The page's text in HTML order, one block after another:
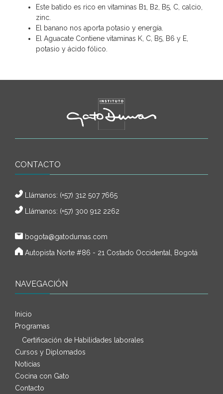
Este batido es rico en vitaminas B1, B2, B5, C, calcio,
zinc.
El banano nos aporta potasio y energía.
El Aguacate Contiene vitaminas K, C, B5, B6 y E,
potasio y ácido fólico.
CONTACTO
Llámanos: (+57) 312 507 7665
Llámanos: (+57) 300 912 2262
bogota@gatodumas.com
Autopista Norte #86 - 21 Costado Occidental, Bogotá
NAVEGACIÓN
Inicio
Programas
Certificación de Habilidades laborales
Cursos y Diplomados
Noticias
Cocina con Gato
Contacto